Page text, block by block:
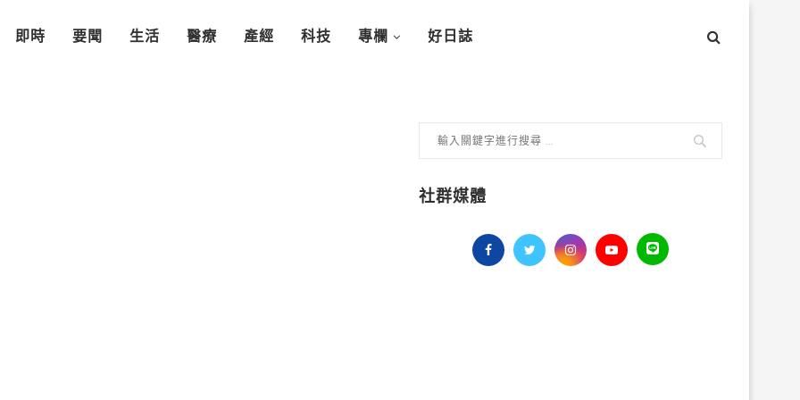
即時 要聞 生活 醫療 產經 科技 專欄 好日誌
社群媒體